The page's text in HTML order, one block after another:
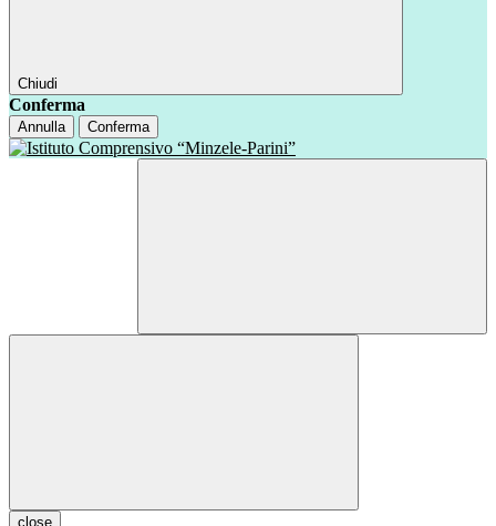
Chiudi
Conferma
Annulla Conferma
close